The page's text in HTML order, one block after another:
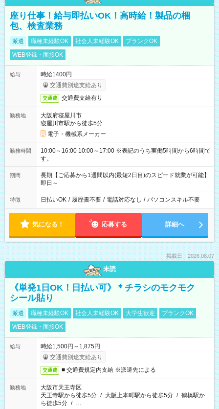
座り仕事！給与即払いOK！高時給！製品の梱
包、検査業務
派遣 職種未経験OK 社会人未経験OK
ブランクOK
WEB登録・面接OK
給与
時給1400円
交通費別途支給あり
交通費 交通費支給有り
勤務地
大阪府寝屋川市
寝屋川市駅から徒歩5分
電子・機械系メーカー
勤務時間
10:00～16:00 10:00～17:00 ※表記のうち実働5時間から6時間で
す。
期間
長期【ご応募から1週間以内(最短2日目)のスピード就業が可能】
即日～
特徴 日払いOK / 履歴書不要 / 電話対応なし / パソコンスキル不要
気になる！ 応募する 詳細へ
掲載日：2026.08.07
未読
《単発1日OK！日払い可》＊チラシのモクモク
シール貼り
派遣 職種未経験OK 社会人未経験OK 大学生歓迎
ブランクOK
WEB登録・面接OK
給与
時給1,500円～1,875円
交通費別途支給あり
交通費 ■ 交通費規定内支給 ※派遣先による
勤務地
大阪市天王寺区
天王寺駅から徒歩5分 / 大阪上本町駅から徒歩5分 / 鶴橋駅か
ら徒歩5分 / …